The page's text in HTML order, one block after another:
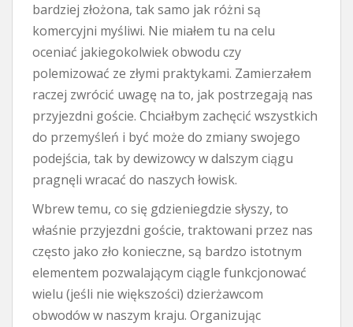
bardziej złożona, tak samo jak różni są
komercyjni myśliwi. Nie miałem tu na celu
oceniać jakiegokolwiek obwodu czy
polemizować ze złymi praktykami. Zamierzałem
raczej zwrócić uwagę na to, jak postrzegają nas
przyjezdni goście. Chciałbym zachęcić wszystkich
do przemyśleń i być może do zmiany swojego
podejścia, tak by dewizowcy w dalszym ciągu
pragnęli wracać do naszych łowisk.
Wbrew temu, co się gdzieniegdzie słyszy, to
właśnie przyjezdni goście, traktowani przez nas
często jako zło konieczne, są bardzo istotnym
elementem pozwalającym ciągle funkcjonować
wielu (jeśli nie większości) dzierżawcom
obwodów w naszym kraju. Organizując